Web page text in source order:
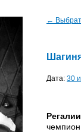
←
Дата: 30